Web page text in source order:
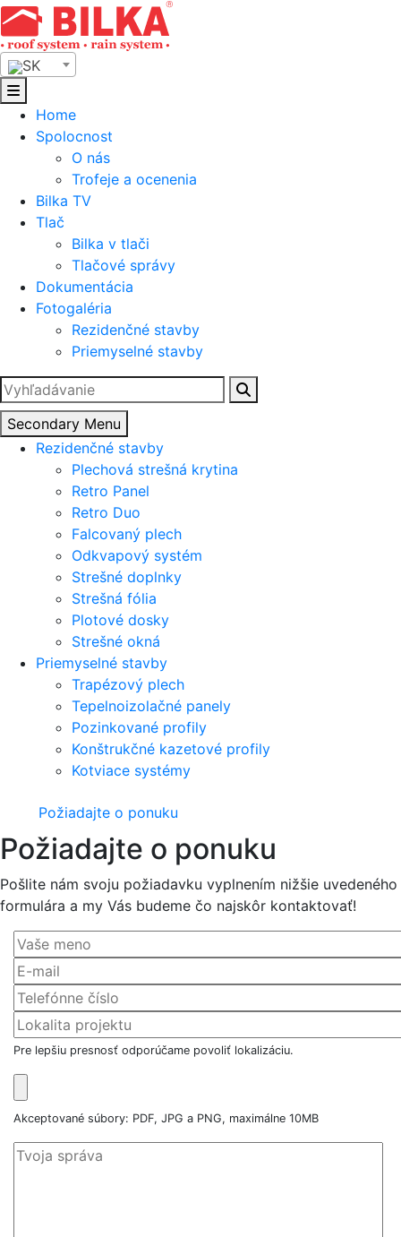
Skip
to
content
SK
Home
Spolocnost
O nás
Trofeje a ocenenia
Bilka TV
Tlač
Bilka v tlači
Tlačové správy
Dokumentácia
Fotogaléria
Rezidenčné stavby
Priemyselné stavby
Hľadať:
Secondary Menu
Rezidenčné stavby
Plechová strešná krytina
Retro Panel
Retro Duo
Falcovaný plech
Odkvapový systém
Strešné doplnky
Strešná fólia
Plotové dosky
Strešné okná
Priemyselné stavby
Trapézový plech
Tepelnoizolačné panely
Pozinkované profily
Konštrukčné kazetové profily
Kotviace systémy
Požiadajte o ponuku
Požiadajte o ponuku
Pošlite nám svoju požiadavku vyplnením nižšie uvedeného
formulára a my Vás budeme čo najskôr kontaktovať!
Pre lepšiu presnosť odporúčame povoliť lokalizáciu.
Akceptované súbory: PDF, JPG a PNG, maximálne 10MB